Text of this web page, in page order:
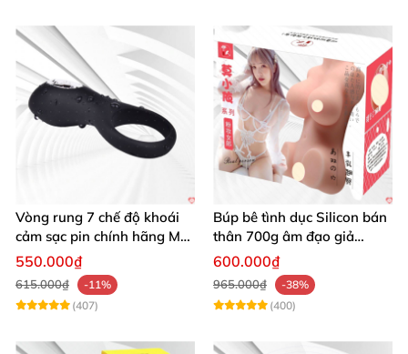
Vòng rung 7 chế độ khoái
cảm sạc pin chính hãng Mỹ
cực phê
550.000₫
615.000₫
-11%
(407)
Búp bê tình dục Silicon bán
thân 700g âm đạo giả
nguyên khối giống thật
600.000₫
965.000₫
-38%
(400)